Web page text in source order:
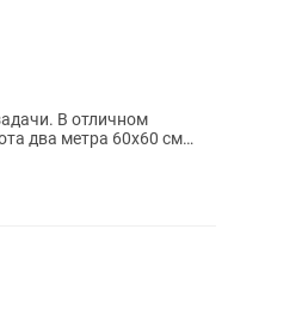
В отличном
два метра 60х60 см